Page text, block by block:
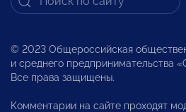
© 2023 Общероссийская
и среднего
Все права защищены.
Комментарии на сайте проходят